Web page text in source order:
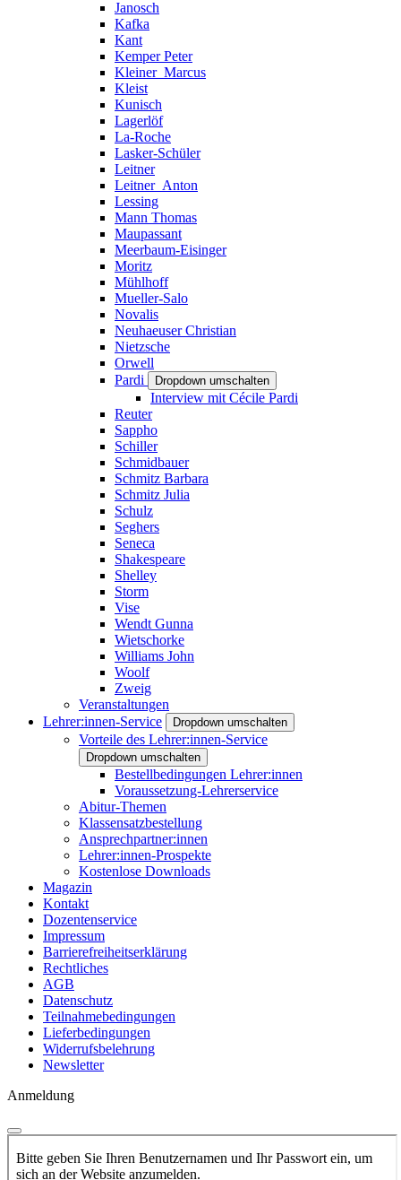
Janosch
Kafka
Kant
Kemper Peter
Kleiner_Marcus
Kleist
Kunisch
Lagerlöf
La-Roche
Lasker-Schüler
Leitner
Leitner_Anton
Lessing
Mann Thomas
Maupassant
Meerbaum-Eisinger
Moritz
Mühlhoff
Mueller-Salo
Novalis
Neuhaeuser Christian
Nietzsche
Orwell
Pardi
Dropdown umschalten
Interview mit Cécile Pardi
Reuter
Sappho
Schiller
Schmidbauer
Schmitz Barbara
Schmitz Julia
Schulz
Seghers
Seneca
Shakespeare
Shelley
Storm
Vise
Wendt Gunna
Wietschorke
Williams John
Woolf
Zweig
Veranstaltungen
Lehrer:innen-Service
Dropdown umschalten
Vorteile des Lehrer:innen-Service
Dropdown umschalten
Bestellbedingungen Lehrer:innen
Voraussetzung-Lehrerservice
Abitur-Themen
Klassensatzbestellung
Ansprechpartner:innen
Lehrer:innen-Prospekte
Kostenlose Downloads
Magazin
Kontakt
Dozentenservice
Impressum
Barrierefreiheitserklärung
Rechtliches
AGB
Datenschutz
Teilnahmebedingungen
Lieferbedingungen
Widerrufsbelehrung
Newsletter
Anmeldung